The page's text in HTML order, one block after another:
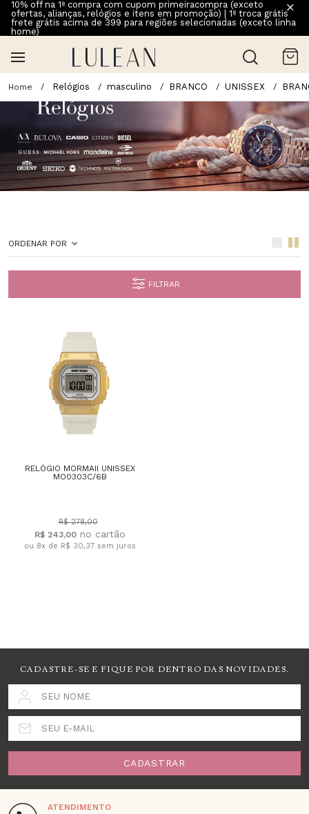
10% off na 1ª compra com cupom primeiracompra (exceto
ofertas, alianças, relógios e itens em promoção) | 1ª troca grátis
frete grátis acima de 399 para regiões selecionadas (exceto linha
home)
Relógios masculino BRANCO UNISSEX
ORDENAR POR
FILTRAR
RELÓGIO MORMAII UNISSEX
MO0303C/6B
R$ 278,00
R$ 243,00
ou 8x de R$ 30,37 sem juros
CADASTRE-SE E FIQUE POR DENTRO DAS NOVIDADES.
SEU NOME
SEU E-MAIL
CADASTRAR
ATENDIMENTO